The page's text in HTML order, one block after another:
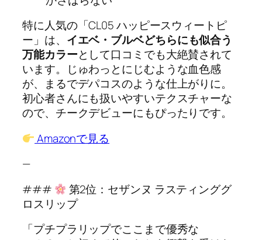
特に人気の「CL05 ハッピースウィートピ
ー」は、 イエベ・ブルベどちらにも似合う
万能カラーとして口コミでも大絶賛されて
います。じゅわっとにじむような血色感
が、まるでデパコスのような仕上がりに。
初心者さんにも扱いやすいテクスチャーな
ので、チークデビューにもぴったりです。
Amazonで見る
—
###
第2位：セザンヌ ラスティンググ
ロスリップ
「プチプラリップでここまで優秀な